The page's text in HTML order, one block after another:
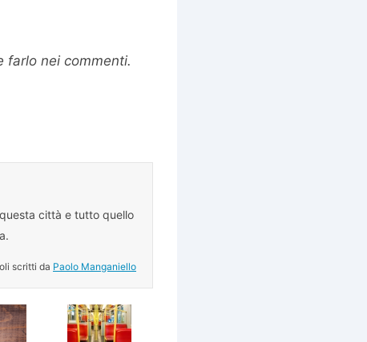
farlo nei commenti.
città e tutto quello
scritti da Paolo Manganiello